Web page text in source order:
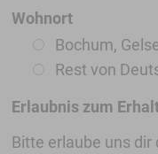
Wohnort
Bochum,
Rest von
Erlaubnis zum
Bitte erlaube uns